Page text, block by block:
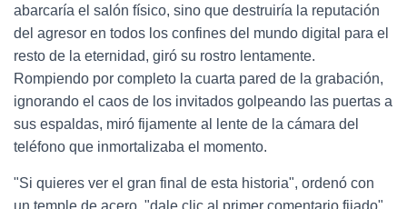
abarcaría el salón físico, sino que destruiría la reputación
del agresor en todos los confines del mundo digital para el
resto de la eternidad, giró su rostro lentamente.
Rompiendo por completo la cuarta pared de la grabación,
ignorando el caos de los invitados golpeando las puertas a
sus espaldas, miró fijamente al lente de la cámara del
teléfono que inmortalizaba el momento.
"Si quieres ver el gran final de esta historia", ordenó con
un temple de acero, "dale clic al primer comentario fijado".